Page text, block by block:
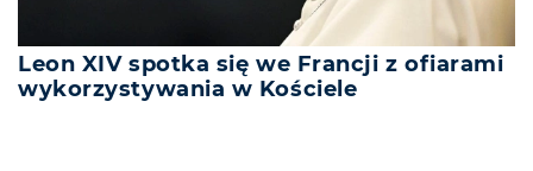
Leon XIV spotka się we Francji z ofiarami
wykorzystywania w Kościele